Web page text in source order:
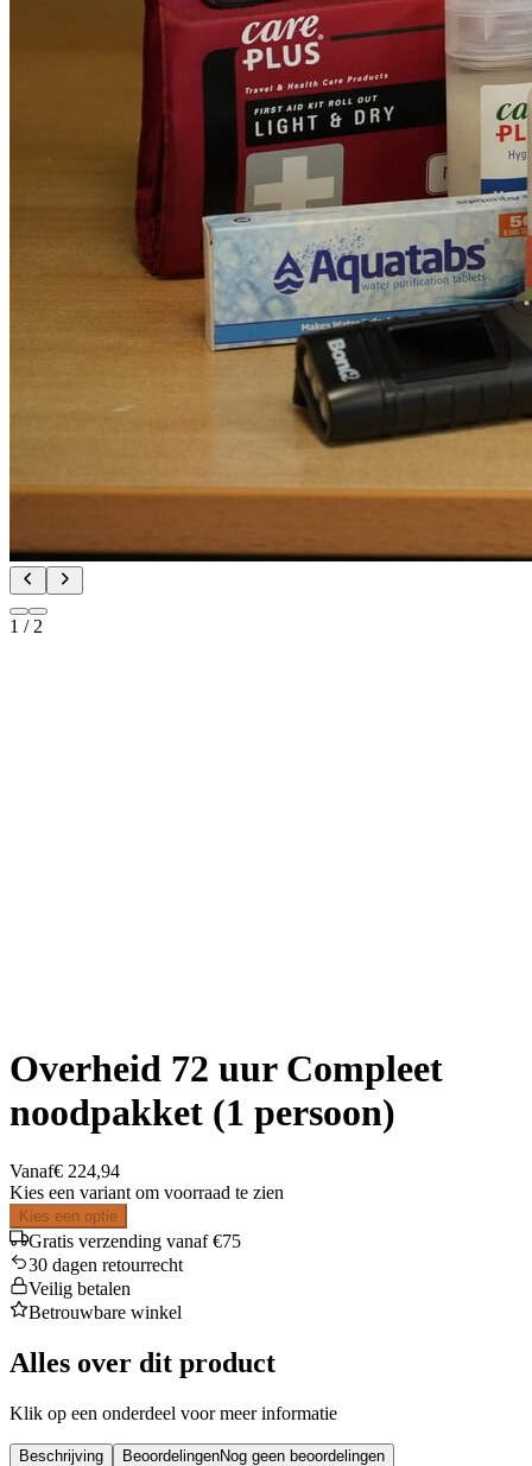
1 / 2
Overheid 72 uur Compleet
noodpakket (1 persoon)
Vanaf€ 224,94
Kies een variant om voorraad te zien
Kies een optie
Gratis verzending vanaf €75
30 dagen retourrecht
Veilig betalen
Betrouwbare winkel
Alles over dit product
Klik op een onderdeel voor meer informatie
Beschrijving BeoordelingenNog geen beoordelingen